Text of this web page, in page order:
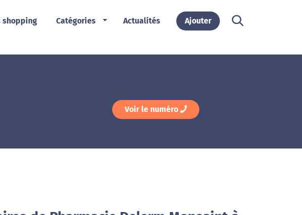
shopping Catégories Actualités Ajouter
Voir le numéro